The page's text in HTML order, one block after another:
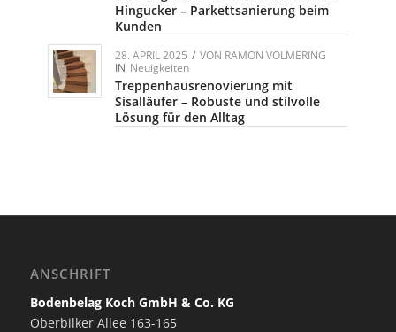
Hingucker – Parkettsanierung beim
Kunden
28. APRIL 2025 / VON RAMON VOLMERING
IN Neuigkeiten
Treppenhausrenovierung mit
Sisalläufer – Robuste und stilvolle
Lösung für den Alltag
ANSCHRIFT
Bodenbelag Koch GmbH & Co. KG
Oberbilker Allee 163-165